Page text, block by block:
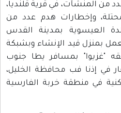
من المنشآت، في قرية قلنديا،
وإخطارات هدم عدد من
العيسوية بمدينة القدس
بمنزل قيد الإنشاء وبشبكة
"غزيوا" بمسافر يطا جنوب
في إذنا فب محافظة الخليل،
في منطقة خربة الفارسية